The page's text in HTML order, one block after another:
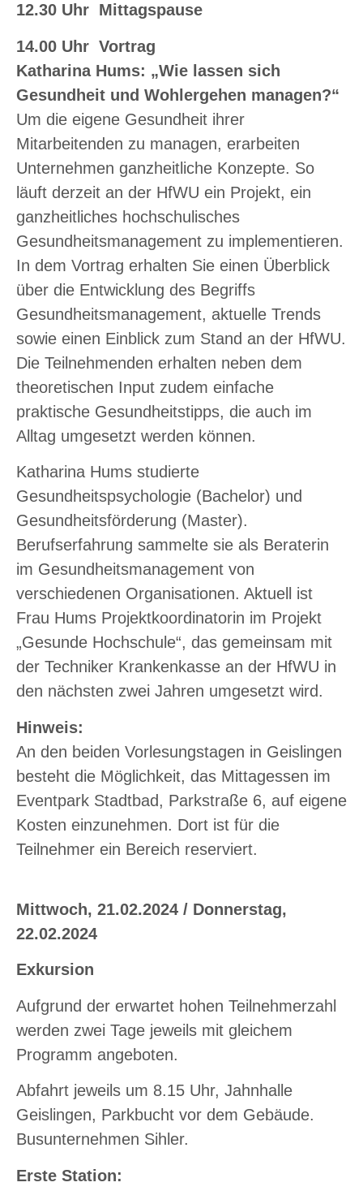
12.30 Uhr Mittagspause
14.00 Uhr Vortrag
Katharina Hums: „Wie lassen sich
Gesundheit und Wohlergehen managen?“
Um die eigene Gesundheit ihrer
Mitarbeitenden zu managen, erarbeiten
Unternehmen ganzheitliche Konzepte. So
läuft derzeit an der HfWU ein Projekt, ein
ganzheitliches hochschulisches
Gesundheitsmanagement zu implementieren.
In dem Vortrag erhalten Sie einen Überblick
über die Entwicklung des Begriffs
Gesundheitsmanagement, aktuelle Trends
sowie einen Einblick zum Stand an der HfWU.
Die Teilnehmenden erhalten neben dem
theoretischen Input zudem einfache
praktische Gesundheitstipps, die auch im
Alltag umgesetzt werden können.
Katharina Hums studierte
Gesundheitspsychologie (Bachelor) und
Gesundheitsförderung (Master).
Berufserfahrung sammelte sie als Beraterin
im Gesundheitsmanagement von
verschiedenen Organisationen. Aktuell ist
Frau Hums Projektkoordinatorin im Projekt
„Gesunde Hochschule“, das gemeinsam mit
der Techniker Krankenkasse an der HfWU in
den nächsten zwei Jahren umgesetzt wird.
Hinweis:
An den beiden Vorlesungstagen in Geislingen
besteht die Möglichkeit, das Mittagessen im
Eventpark Stadtbad, Parkstraße 6, auf eigene
Kosten einzunehmen. Dort ist für die
Teilnehmer ein Bereich reserviert.
Mittwoch, 21.02.2024 / Donnerstag,
22.02.2024
Exkursion
Aufgrund der erwartet hohen Teilnehmerzahl
werden zwei Tage jeweils mit gleichem
Programm angeboten.
Abfahrt jeweils um 8.15 Uhr, Jahnhalle
Geislingen, Parkbucht vor dem Gebäude.
Busunternehmen Sihler.
Erste Station: